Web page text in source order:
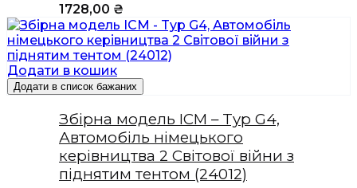
1728,00 ₴
Додати в кошик
Додати в список бажаних
Збірна модель ICM – Typ G4,
Автомобіль німецького
керівництва 2 Світової війни з
піднятим тентом (24012)